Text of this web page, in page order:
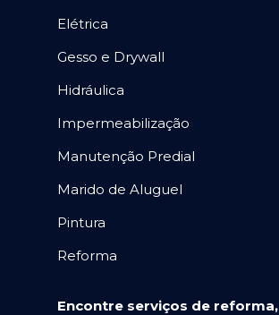
Elétrica
Gesso e Drywall
Hidráulica
Impermeabilização
Manutenção Predial
Marido de Aluguel
Pintura
Reforma
Encontre serviços de reforma,